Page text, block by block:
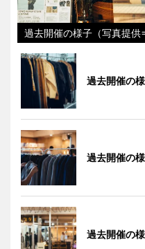
過去開催の様子（写真提供
過去開催の
過去開催の
過去開催の